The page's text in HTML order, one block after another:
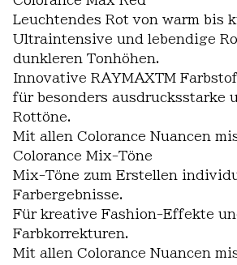
Leuchtendes Rot von warm bis
Ultraintensive und lebendige
dunkleren Tonhöhen.
Innovative RAYMAXTM
für besonders ausdrucksstarke
Rottöne.
Mit allen Colorance Nuancen
Colorance Mix-Töne
Mix-Töne zum Erstellen
Farbergebnisse.
Für kreative Fashion-Effekte
Farbkorrekturen.
Mit allen Colorance Nuancen